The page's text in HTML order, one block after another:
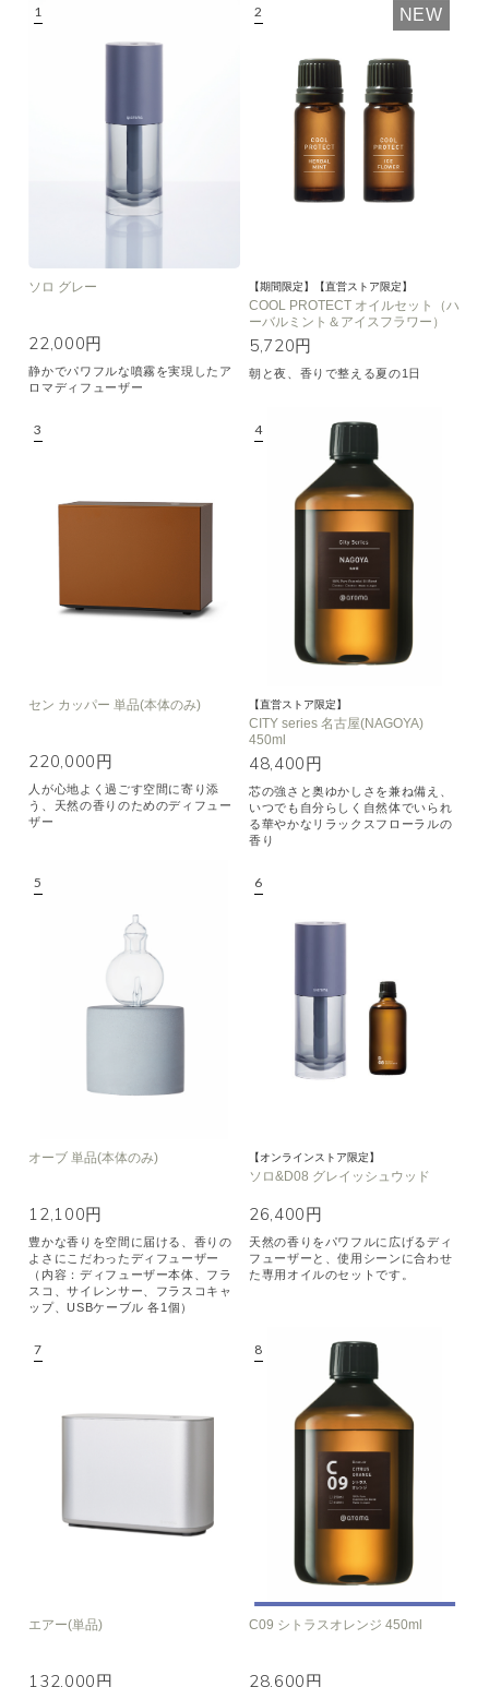
ソロ グレー
22,000円
静かでパワフルな噴霧を実現したア
ロマディフューザー
NEW
【期間限定】【直営ストア限定】
COOL PROTECT オイルセット（ハ
ーバルミント＆アイスフラワー）
5,720円
朝と夜、香りで整える夏の1日
セン カッパー 単品(本体のみ)
220,000円
人が心地よく過ごす空間に寄り添
う、天然の香りのためのディフュー
ザー
【直営ストア限定】
CITY series 名古屋(NAGOYA)
450ml
48,400円
芯の強さと奥ゆかしさを兼ね備え、
いつでも自分らしく自然体でいられ
る華やかなリラックスフローラルの
香り
オーブ 単品(本体のみ)
12,100円
豊かな香りを空間に届ける、香りの
よさにこだわったディフューザー
（内容：ディフューザー本体、フラ
スコ、サイレンサー、フラスコキャ
ップ、USBケーブル 各1個）
【オンラインストア限定】
ソロ&D08 グレイッシュウッド
26,400円
天然の香りをパワフルに広げるディ
フューザーと、使用シーンに合わせ
た専用オイルのセットです。
エアー(単品)
132,000円
C09 シトラスオレンジ 450ml
28,600円